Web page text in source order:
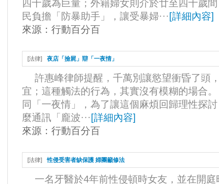
四十歲為巨量；外籍婦女則介於廿至四十歲
民負擔「防暴助手」，讓受暴婦··· [詳細內容]
來源： 行動百分百
[法律] 夜店「撿屍」辯「一夜情」
許惠峰律師提醒，千萬別讓慾望衝昏了頭
宜；這種觸法的行為，其實沒有模糊的場合
同「一夜情」，為了讓這個麻煩回歸理性探
麼通訊「龐波··· [詳細內容]
來源： 行動百分百
[法律] 性侵受害者缺保護 婦團籲修法
一名牙醫於4年前性侵頓時女友，並在開